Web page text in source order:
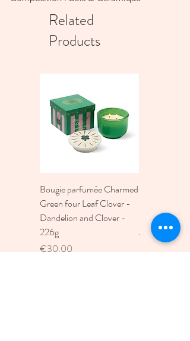
Related
Products
Bougie parfumée Charmed
Green four Leaf Clover -
Dandelion and Clover -
226g
Price
€30.00
Moon
Price
€30.00